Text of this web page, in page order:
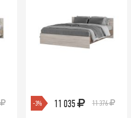
-3% 11 035 11 376